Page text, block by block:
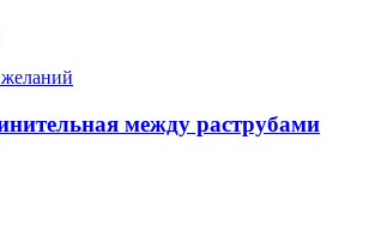
между раструбами